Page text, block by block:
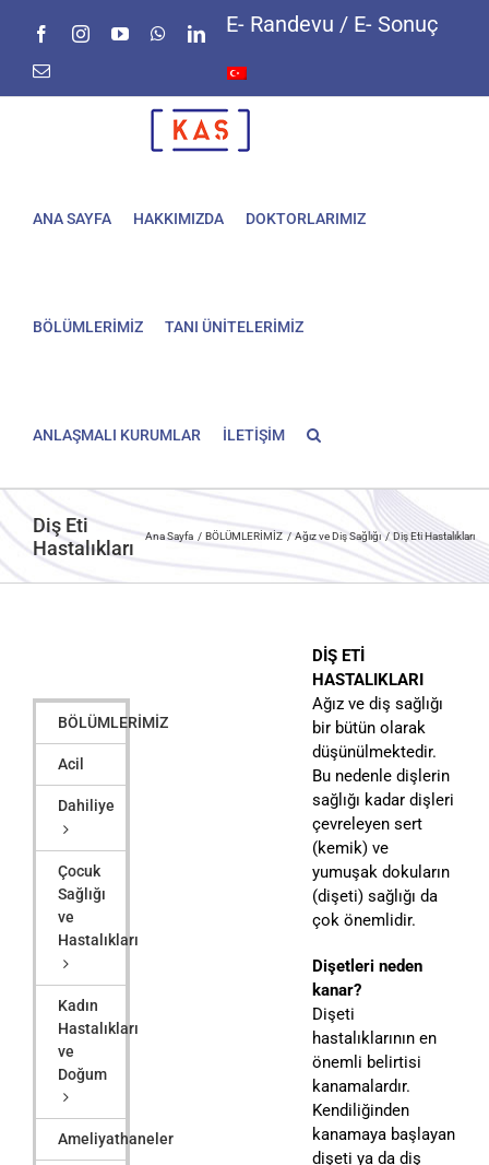
FacebookInstagramYouTubeWhatsAppLinkedIn
E-
E- Randevu / E- Sonuç
ANA SAYFA HAKKIMIZDA DOKTORLARIMIZ
BÖLÜMLERİMİZ TANI ÜNİTELERİMİZ
ANLAŞMALI KURUMLAR İLETİŞİM
Diş Eti
Hastalıkları
Ana Sayfa BÖLÜMLERİMİZ Ağız ve Diş Sağlığı Diş Eti Hastalıkları
DİŞ ETİ
HASTALIKLARI
Ağız ve diş sağlığı
bir bütün olarak
düşünülmektedir.
Bu nedenle dişlerin
sağlığı kadar dişleri
çevreleyen sert
(kemik) ve
yumuşak dokuların
(dişeti) sağlığı da
çok önemlidir.
Dişetleri neden
kanar?
Dişeti
hastalıklarının en
önemli belirtisi
kanamalardır.
Kendiliğinden
kanamaya başlayan
dişeti ya da diş
BÖLÜMLERİMİZ
Acil
Dahiliye
Çocuk
Sağlığı
ve
Hastalıkları
Kadın
Hastalıkları
ve
Doğum
Ameliyathaneler